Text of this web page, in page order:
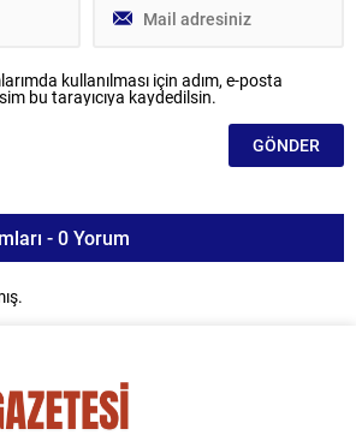
kullanılması için adım, e-posta
bu tarayıcıya kaydedilsin.
- 0 Yorum